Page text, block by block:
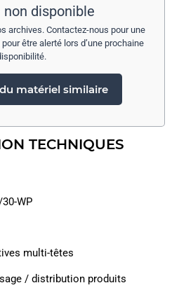
non disponible
archives. Contactez-nous pour une
être alerté lors d’une prochaine
matériel similaire
TECHNIQUES
WP
multi-têtes
/ distribution produits